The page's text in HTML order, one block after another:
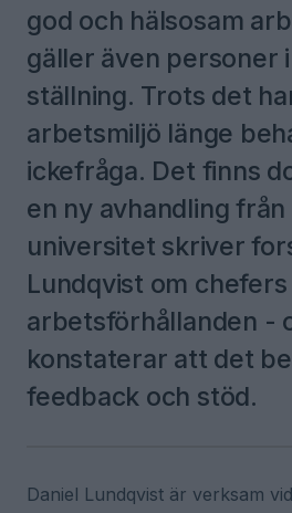
god och hälsosam
gäller även personer
ställning. Trots det
arbetsmiljö länge
ickefråga. Det finns
en ny avhandling
universitet skriver
Lundqvist om
arbetsförhållanden -
konstaterar att det
feedback och stöd.
Daniel Lundqvist är verksam